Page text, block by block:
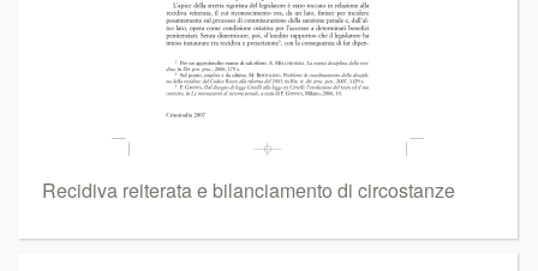
Recidiva reiterata e bilanciamento di circostanze